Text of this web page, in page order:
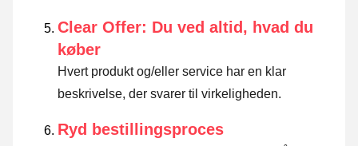
Clear Offer: Du ved altid, hvad du
køber
Hvert produkt og/eller service har en klar
beskrivelse, der svarer til virkeligheden.
Ryd bestillingsproces